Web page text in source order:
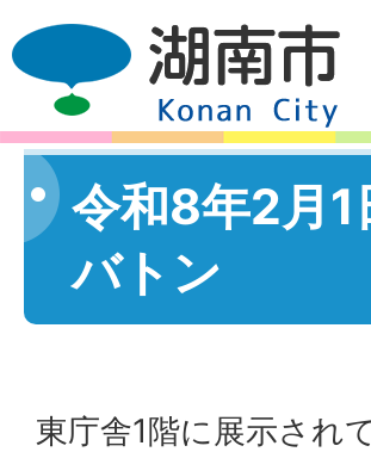
令和8年2月1
バトン
東庁舎1階に展示され